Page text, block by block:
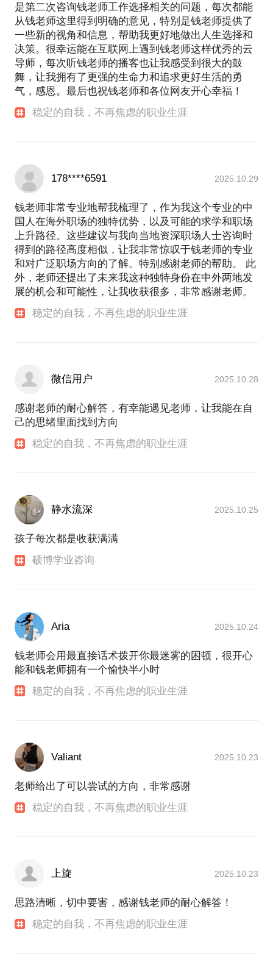
是第二次咨询钱老师工作选择相关的问题，每次都能
从钱老师这里得到明确的意见，特别是钱老师提供了
一些新的视角和信息，帮助我更好地做出人生选择和
决策。很幸运能在互联网上遇到钱老师这样优秀的云
导师，每次听钱老师的播客也让我感受到很大的鼓
舞，让我拥有了更强的生命力和追求更好生活的勇
气，感恩。最后也祝钱老师和各位网友开心幸福！
稳定的自我，不再焦虑的职业生涯
178****6591 2025.10.29
钱老师非常专业地帮我梳理了，作为我这个专业的中
国人在海外职场的独特优势，以及可能的求学和职场
上升路径。这些建议与我向当地资深职场人士咨询时
得到的路径高度相似，让我非常惊叹于钱老师的专业
和对广泛职场方向的了解。特别感谢老师的帮助。 此
外，老师还提出了未来我这种独特身份在中外两地发
展的机会和可能性，让我收获很多，非常感谢老师。
稳定的自我，不再焦虑的职业生涯
微信用户 2025.10.28
感谢老师的耐心解答，有幸能遇见老师，让我能在自
己的思绪里面找到方向
稳定的自我，不再焦虑的职业生涯
静水流深 2025.10.25
孩子每次都是收获满满
硕博学业咨询
Aria 2025.10.24
钱老师会用最直接话术拨开你最迷雾的困顿，很开心
能和钱老师拥有一个愉快半小时
稳定的自我，不再焦虑的职业生涯
Valiant 2025.10.23
老师给出了可以尝试的方向，非常感谢
稳定的自我，不再焦虑的职业生涯
上旋 2025.10.23
思路清晰，切中要害，感谢钱老师的耐心解答！
稳定的自我，不再焦虑的职业生涯